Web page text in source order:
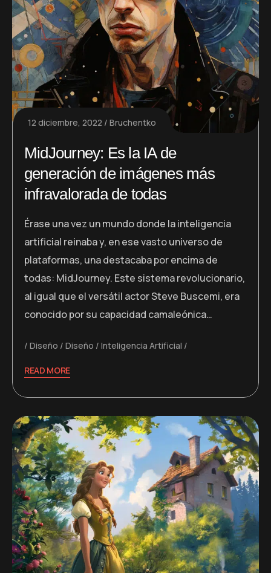
12 diciembre, 2022 Bruchentko
MidJourney: Es la IA de
generación de imágenes más
infravalorada de todas
Érase una vez un mundo donde la inteligencia
artificial reinaba y, en ese vasto universo de
plataformas, una destacaba por encima de
todas: MidJourney. Este sistema revolucionario,
al igual que el versátil actor Steve Buscemi, era
conocido por su capacidad camaleónica…
Diseño Diseño Inteligencia Artificial
READ MORE